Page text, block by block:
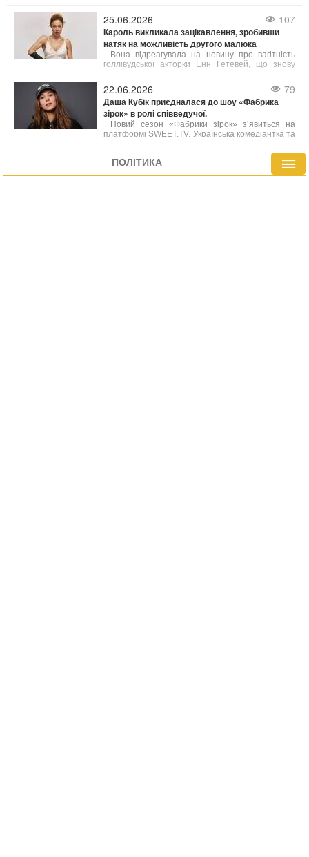
25.06.2026 107
Кароль викликала зацікавлення, зробивши
натяк на можливість другого малюка
Вона відреагувала на новину про вагітність
голлівудської акторки Енн Гетевей, що знову
22.06.2026 79
Даша Кубік приєдналася до шоу «Фабрика
зірок» в ролі співведучої.
Новий сезон «Фабрики зірок» з’явиться на
платформі SWEET.TV. Українська комедіантка та
Дантесом. Керівником та головним ментором
шоу став режисер і кліпмейкер Алан Бадоєв.
Точна дата прем’єри поки що не озвучена, але
ПОЛІТИКА